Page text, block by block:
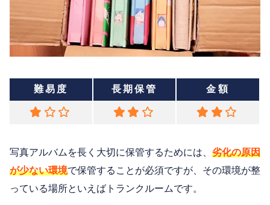
難易度 長期保管 金額
写真アルバムを長く大切に保管するためには、 劣化の原因
が少ない環境で保管することが必須ですが、その環境が整
っている場所といえばトランクルームです。